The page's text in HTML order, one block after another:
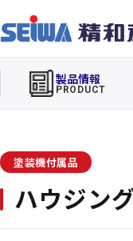
製品情報
PRODUCT
塗装機付属品
ハウジン